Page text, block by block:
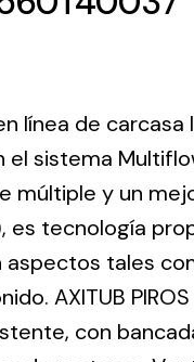
of
Solar
Variety of
solutions
kinds of
línea de
el sistema
múltiple y un
es tecnología
aspectos tales
AXITUB
con